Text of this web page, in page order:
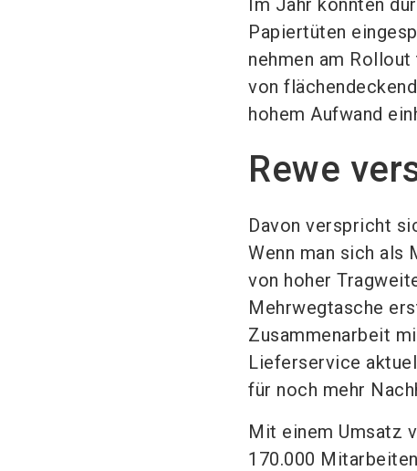
Im Jahr könnten
Papiertüten
nehmen am
von
hohem Aufwand
Rewe
Davon verspricht
Wenn man sich als
von hoher
Mehrwegtasche
Zusammenarbeit
Lieferservice
für noch mehr
Mit einem Umsatz
170.000